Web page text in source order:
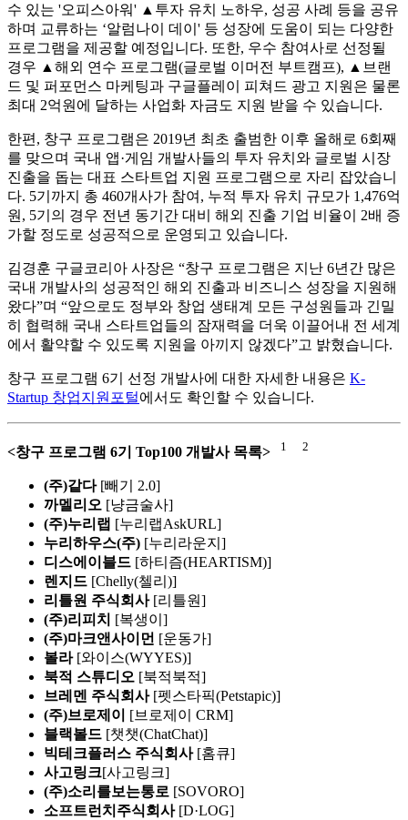
수 있는 '오피스아워' ▲투자 유치 노하우, 성공 사례 등을 공유
하며 교류하는 ‘알럼나이 데이' 등 성장에 도움이 되는 다양한
프로그램을 제공할 예정입니다. 또한, 우수 참여사로 선정될
경우 ▲해외 연수 프로그램(글로벌 이머전 부트캠프), ▲브랜
드 및 퍼포먼스 마케팅과 구글플레이 피쳐드 광고 지원은 물론
최대 2억원에 달하는 사업화 자금도 지원 받을 수 있습니다.
한편, 창구 프로그램은 2019년 최초 출범한 이후 올해로 6회째
를 맞으며 국내 앱·게임 개발사들의 투자 유치와 글로벌 시장
진출을 돕는 대표 스타트업 지원 프로그램으로 자리 잡았습니
다. 5기까지 총 460개사가 참여, 누적 투자 유치 규모가 1,476억
원, 5기의 경우 전년 동기간 대비 해외 진출 기업 비율이 2배 증
가할 정도로 성공적으로 운영되고 있습니다.
김경훈 구글코리아 사장은 “창구 프로그램은 지난 6년간 많은
국내 개발사의 성공적인 해외 진출과 비즈니스 성장을 지원해
왔다”며 “앞으로도 정부와 창업 생태계 모든 구성원들과 긴밀
히 협력해 국내 스타트업들의 잠재력을 더욱 이끌어내 전 세계
에서 활약할 수 있도록 지원을 아끼지 않겠다”고 밝혔습니다.
창구 프로그램 6기 선정 개발사에 대한 자세한 내용은 K-
Startup 창업지원포털에서도 확인할 수 있습니다.
<창구 프로그램 6기 Top100 개발사 목록> 1 2
(주)같다[빼기 2.0]
까멜리오 [냥금술사]
(주)누리랩 [누리랩AskURL]
누리하우스(주) [누리라운지]
디스에이블드 [하티즘(HEARTISM)]
렌지드 [Chelly(첼리)]
리틀원 주식회사[리틀원]
(주)리피치 [복생이]
(주)마크앤사이먼 [운동가]
볼라[와이스(WYYES)]
북적 스튜디오 [북적북적]
브레멘 주식회사[펫스타픽(Petstapic)]
(주)브로제이
[브로제이 CRM]
블랙볼드 [챗챗(ChatChat)]
빅테크플러스 주식회사[홈큐]
사고링크[사고링크]
(주)소리를보는통로 [SOVORO]
소프트런치주식회사[D·LOG]